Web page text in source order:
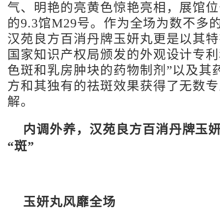
气、明艳的亮黄色惊艳亮相，展馆
的9.3馆M29号。作为全场为数不多
汉苑良方百消丹牌玉妍丸更是以其
国家知识产权局颁发的外观设计专
色斑和乳房肿块的药物制剂”以及其
方和其独有的祛斑效果获得了无数
解。
内调外养，汉苑良方百消丹牌玉
“斑”
玉妍丸风靡全场